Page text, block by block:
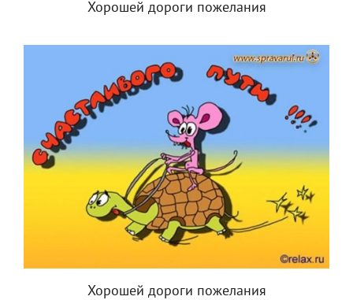
Хорошей дороги пожелания
Хорошей дороги пожелания